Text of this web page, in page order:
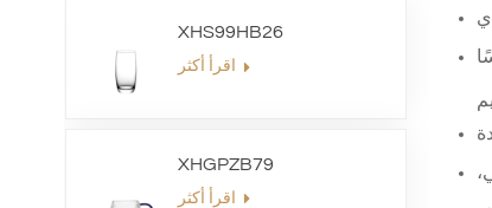
XHS99HB26
XHGPZB79